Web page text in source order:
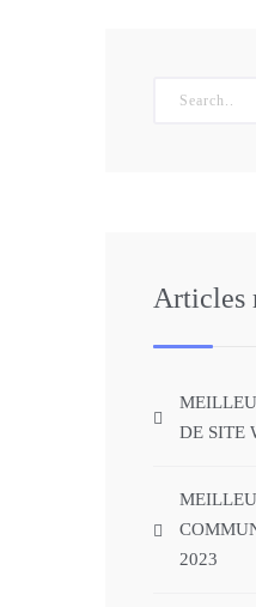
Articles
DE SITE
2023